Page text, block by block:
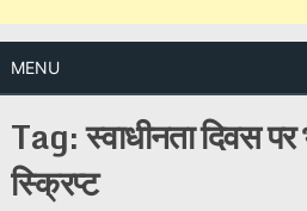
MENU
Tag:स्वाधीनता दिवस
स्क्रिप्ट